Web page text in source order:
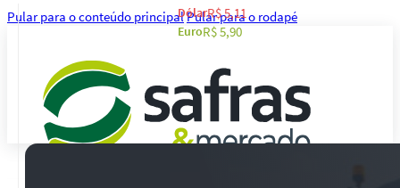
Pular para o conteúdo principalPular para o rodapé
DólarR$ 5,11
EuroR$ 5,90